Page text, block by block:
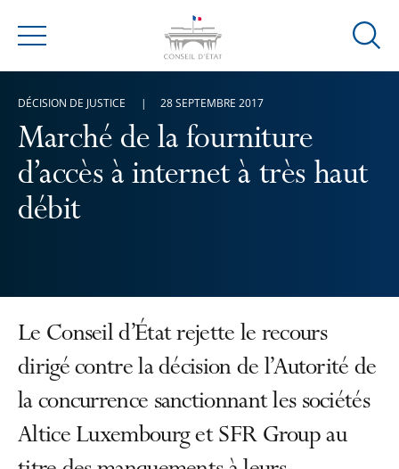
Menu
Ouvrir
Marché de la fourniture
d’accès à internet à très haut
débit
DÉCISION DE JUSTICE 28 SEPTEMBRE 2017
Le Conseil d’État rejette le recours
dirigé contre la décision de l’Autorité de
la concurrence sanctionnant les sociétés
Altice Luxembourg et SFR Group au